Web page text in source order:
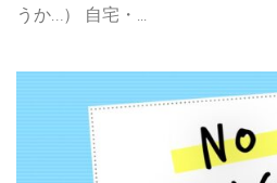
うか…） 自宅・...